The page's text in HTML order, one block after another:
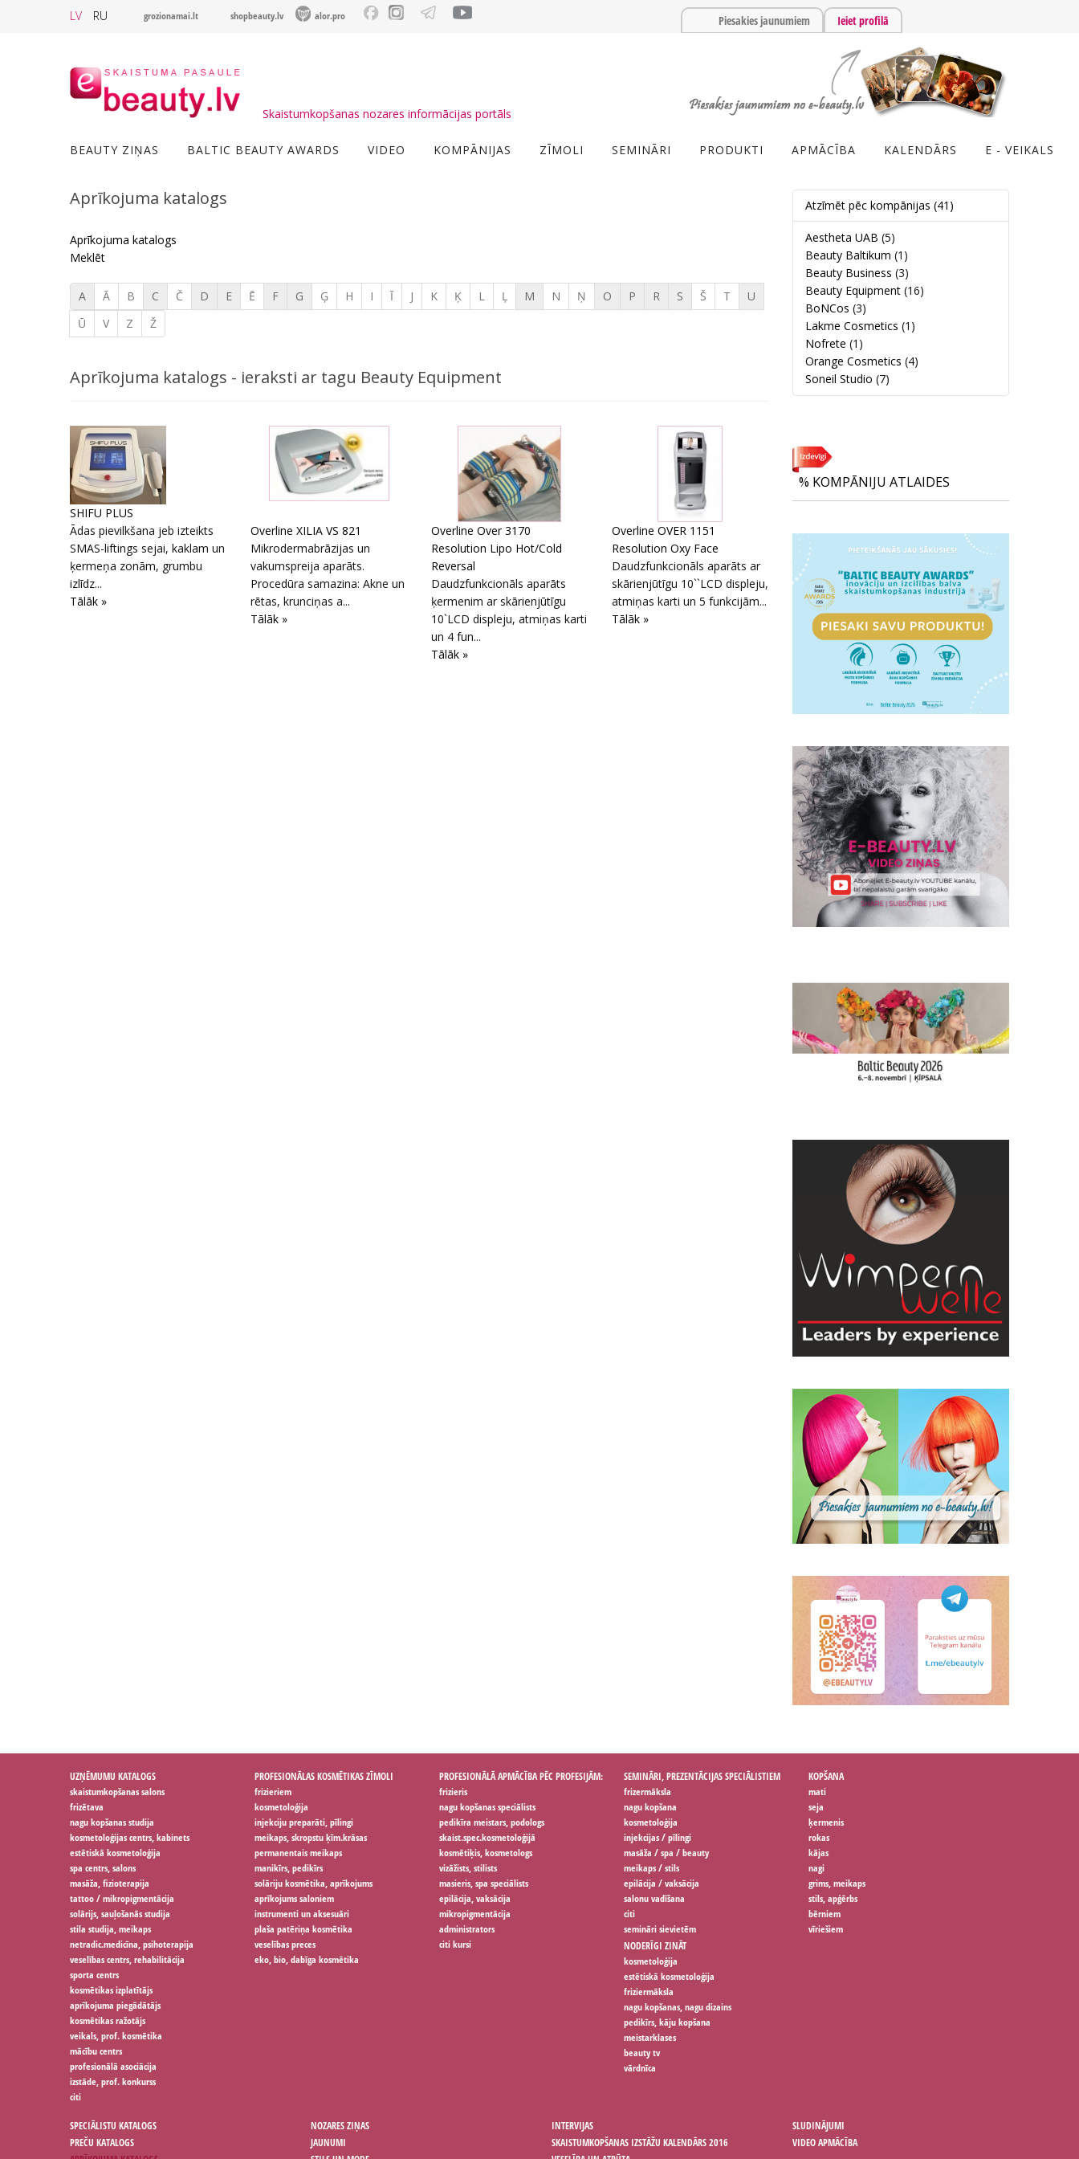
LV RU grozionamai.lt shopbeauty.lv alor.pro Piesakies jaunumiem Ieiet profilā
Skaistumkopšanas nozares informācijas portāls
BEAUTY ZIŅAS BALTIC BEAUTY AWARDS VIDEO KOMPĀNIJAS ZĪMOLI SEMINĀRI PRODUKTI APMĀCĪBA KALENDĀRS E - VEIKALS
Aprīkojuma katalogs
Aprīkojuma katalogs
Meklēt
A Ā B C Č D E Ē F G Ģ H I Ī J K Ķ L Ļ M N Ņ O P R S Š T
U
Ū
V Z Ž
Aprīkojuma katalogs - ieraksti ar tagu Beauty Equipment
SHIFU PLUS
Ādas pievilkšana jeb izteikts
SMAS-liftings sejai, kaklam un
ķermeņa zonām, grumbu
izlīdz...
Tālāk »
Overline XILIA VS 821
Mikrodermabrāzijas un
vakumspreija aparāts.
Procedūra samazina: Akne un
rētas, krunciņas a...
Tālāk »
Overline Over 3170
Resolution Lipo Hot/Cold
Reversal
Daudzfunkcionāls aparāts
ķermenim ar skārienjūtīgu
10`LCD displeju, atmiņas karti
un 4 fun...
Tālāk »
Overline OVER 1151
Resolution Oxy Face
Daudzfunkcionāls aparāts ar
skārienjūtīgu 10``LCD displeju,
atmiņas karti un 5 funkcijām...
Tālāk »
Atzīmēt pēc kompānijas (41)
Aestheta UAB (5)
Beauty Baltikum (1)
Beauty Business (3)
Beauty Equipment (16)
BoNCos (3)
Lakme Cosmetics (1)
Nofrete (1)
Orange Cosmetics (4)
Soneil Studio (7)
% KOMPĀNIJU ATLAIDES
UZŅĒMUMU KATALOGS
skaistumkopšanas salons
frizētava
nagu kopšanas studija
kosmetoloģijas centrs, kabinets
estētiskā kosmetoloģija
spa centrs, salons
masāža, fizioterapija
tattoo / mikropigmentācija
solārijs, sauļošanās studija
stila studija, meikaps
netradic.medicīna, psihoterapija
veselības centrs, rehabilitācija
sporta centrs
kosmētikas izplatītājs
aprīkojuma piegādātājs
kosmētikas ražotājs
veikals, prof. kosmētika
mācību centrs
profesionālā asociācija
izstāde, prof. konkurss
citi
PROFESIONĀLAS KOSMĒTIKAS ZĪMOLI
frizieriem
kosmetoloģija
injekciju preparāti, pīlingi
meikaps, skropstu ķīm.krāsas
permanentais meikaps
manikīrs, pedikīrs
solāriju kosmētika, aprīkojums
aprīkojums saloniem
instrumenti un aksesuāri
plaša patēriņa kosmētika
veselības preces
eko, bio, dabīga kosmētika
PROFESIONĀLĀ APMĀCĪBA PĒC PROFESIJĀM:
frizieris
nagu kopšanas speciālists
pedikīra meistars, podologs
skaist.spec.kosmetoloģijā
kosmētiķis, kosmetologs
vizāžists, stilists
masieris, spa speciālists
epilācija, vaksācija
mikropigmentācija
administrators
citi kursi
SEMINĀRI, PREZENTĀCIJAS SPECIĀLISTIEM
frizermāksla
nagu kopšana
kosmetoloģija
injekcijas / pīlingi
masāža / spa / beauty
meikaps / stils
epilācija / vaksācija
salonu vadīšana
citi
semināri sievietēm
KOPŠANA
mati
seja
ķermenis
rokas
kājas
nagi
grims, meikaps
stils, apģērbs
bērniem
vīriešiem
NODERĪGI ZINĀT
kosmetoloģija
estētiskā kosmetoloģija
friziermāksla
nagu kopšanas, nagu dizains
pedikīrs, kāju kopšana
meistarklases
beauty tv
vārdnīca
SPECIĀLISTU KATALOGS
PREČU KATALOGS
NOZARES ZIŅAS
JAUNUMI
INTERVIJAS
SKAISTUMKOPŠANAS IZSTĀŽU KALENDĀRS 2016
SLUDINĀJUMI
VIDEO APMĀCĪBA